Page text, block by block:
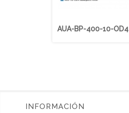
AUA-BP-400-10-OD4
INFORMACIÓN